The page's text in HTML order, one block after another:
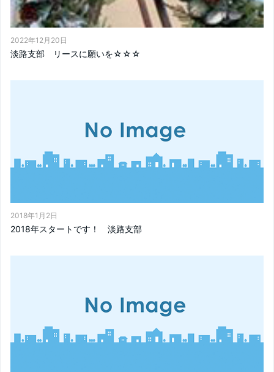
2022年12月20日
淡路支部 リースに願いを☆☆☆
2018年1月2日
2018年スタートです！ 淡路支部